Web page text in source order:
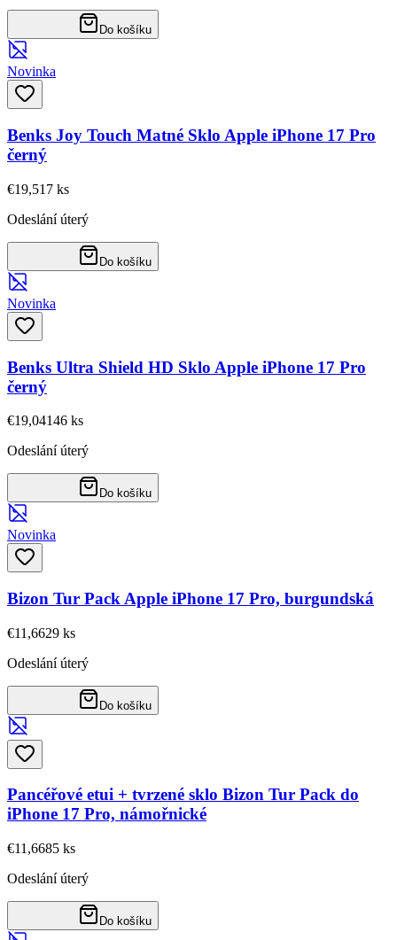
Do košíku
Novinka
Benks Joy Touch Matné Sklo Apple iPhone 17 Pro
černý
€19,51 7 ks
Odeslání úterý
Do košíku
Novinka
Benks Ultra Shield HD Sklo Apple iPhone 17 Pro
černý
€19,04146 ks
Odeslání úterý
Do košíku
Novinka
Bizon Tur Pack Apple iPhone 17 Pro, burgundská
€11,6629 ks
Odeslání úterý
Do košíku
Pancéřové etui + tvrzené sklo Bizon Tur Pack do
iPhone 17 Pro, námořnické
€11,6685 ks
Odeslání úterý
Do košíku